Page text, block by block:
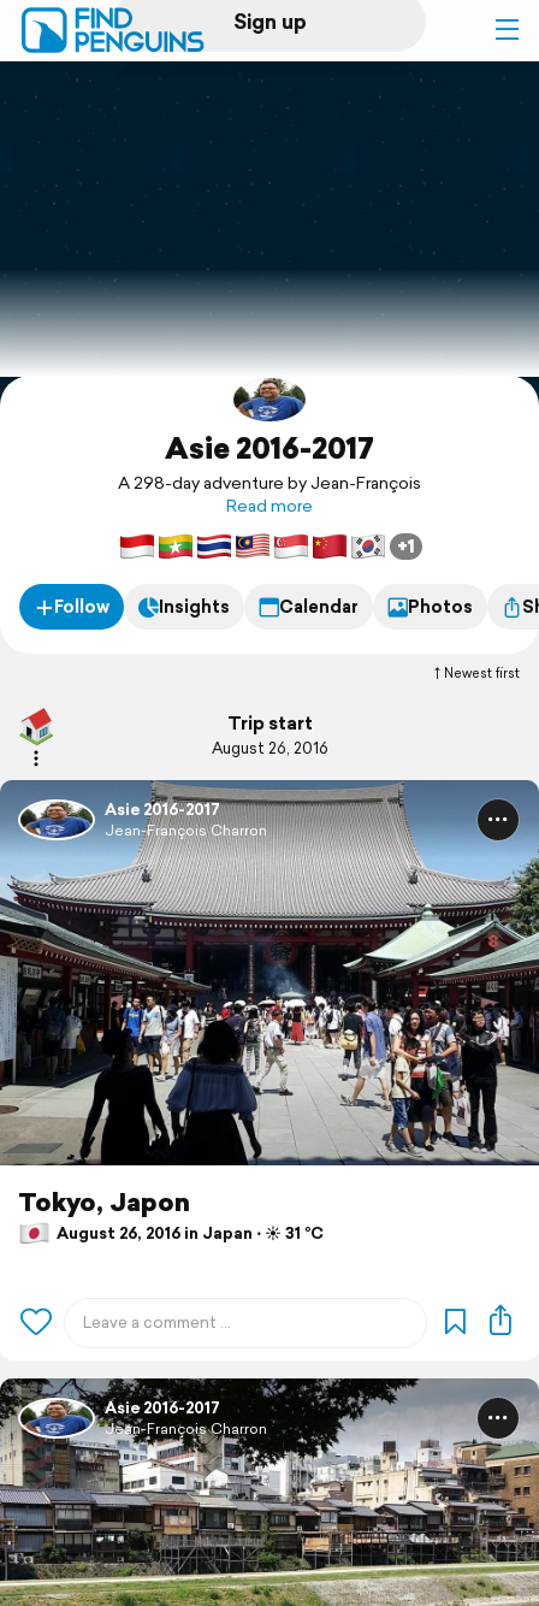
Sign up
Log in
Print a book
Flyover video
Explore
Asie 2016-2017
A 298-day adventure by Jean-François
Read more
+1
Follow Insights Calendar Photos
Newest first
Trip start
August 26, 2016
Asie 2016-2017
Jean-François Charron
Tokyo, Japon
August 26, 2016 in Japan ⋅ ☀️ 31 °C
Asie 2016-2017
Jean-François Charron